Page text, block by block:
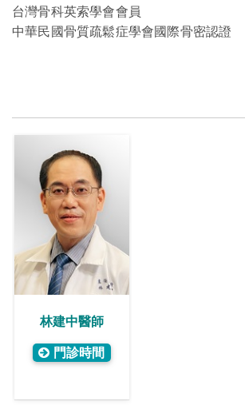
台灣骨科英索學會會員
中華民國骨質疏鬆症學會國際骨密認證
林建中醫師
門診時間